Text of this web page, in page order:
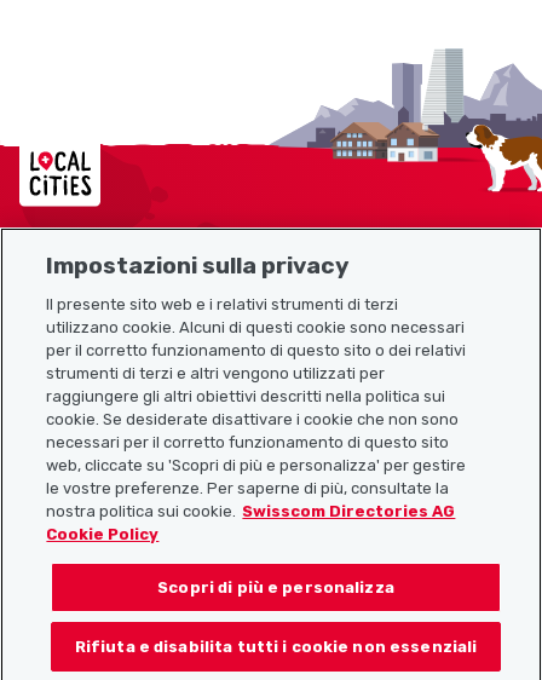
Localcities
Link utili
Scarica l’app Localcities
Seguiteci su:
Impostazioni sulla privacy
Il presente sito web e i relativi strumenti di terzi
utilizzano cookie. Alcuni di questi cookie sono necessari
per il corretto funzionamento di questo sito o dei relativi
strumenti di terzi e altri vengono utilizzati per
raggiungere gli altri obiettivi descritti nella politica sui
cookie. Se desiderate disattivare i cookie che non sono
necessari per il corretto funzionamento di questo sito
web, cliccate su 'Scopri di più e personalizza' per gestire
le vostre preferenze. Per saperne di più, consultate la
nostra politica sui cookie.
Swisscom Directories AG
Cookie Policy
Scopri di più e personalizza
Rifiuta e disabilita tutti i cookie non essenziali